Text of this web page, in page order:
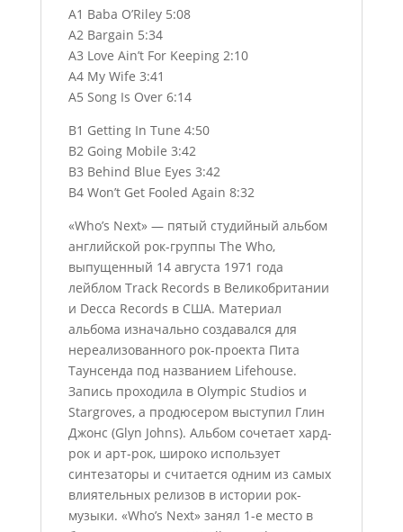
A1 Baba O’Riley 5:08
A2 Bargain 5:34
A3 Love Ain’t For Keeping 2:10
A4 My Wife 3:41
A5 Song Is Over 6:14
B1 Getting In Tune 4:50
B2 Going Mobile 3:42
B3 Behind Blue Eyes 3:42
B4 Won’t Get Fooled Again 8:32
«Who’s Next» — пятый студийный альбом
английской рок-группы The Who,
выпущенный 14 августа 1971 года
лейблом Track Records в Великобритании
и Decca Records в США. Материал
альбома изначально создавался для
нереализованного рок-проекта Пита
Таунсенда под названием Lifehouse.
Запись проходила в Olympic Studios и
Stargroves, а продюсером выступил Глин
Джонс (Glyn Johns). Альбом сочетает хард-
рок и арт-рок, широко использует
синтезаторы и считается одним из самых
влиятельных релизов в истории рок-
музыки. «Who’s Next» занял 1-е место в